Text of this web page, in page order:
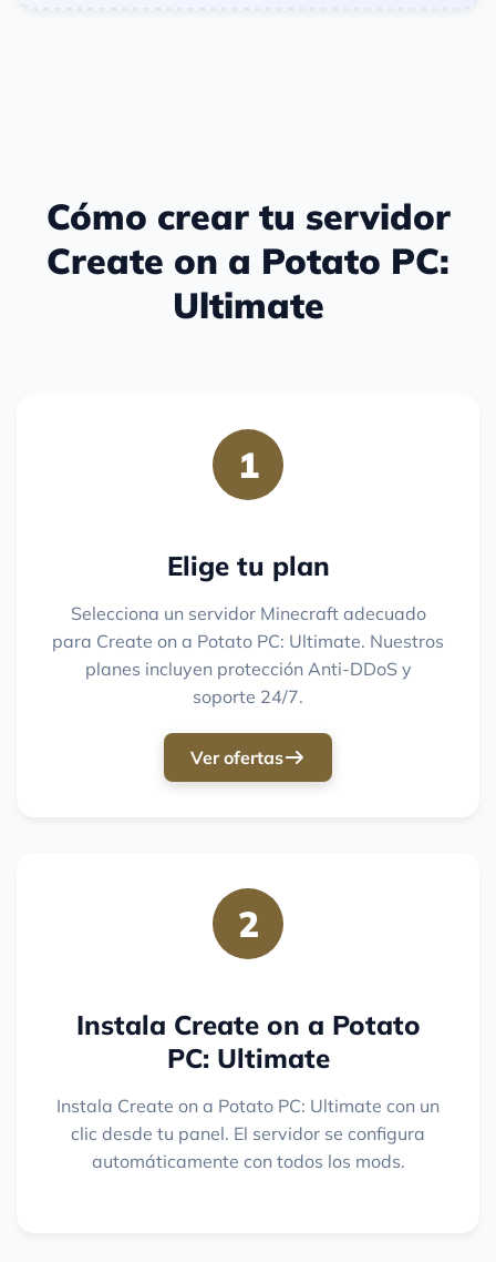
Cómo crear tu servidor
Create on a Potato PC:
Ultimate
1
Elige tu plan
Selecciona un servidor Minecraft adecuado
para Create on a Potato PC: Ultimate. Nuestros
planes incluyen protección Anti-DDoS y
soporte 24/7.
Ver ofertas
2
Instala Create on a Potato
PC: Ultimate
Instala Create on a Potato PC: Ultimate con un
clic desde tu panel. El servidor se configura
automáticamente con todos los mods.